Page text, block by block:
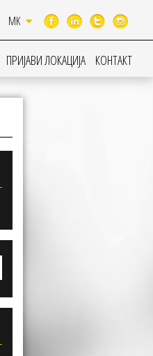
MK
ПРИЈАВИ ЛОКАЦИЈА КОНТАКТ